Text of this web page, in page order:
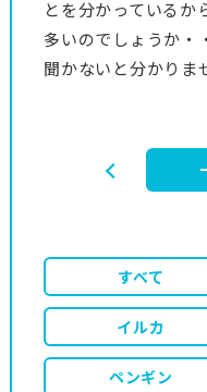
とを分かっているか
多いのでしょうか・
聞かないと分かり
すべて
イルカ
ペンギン